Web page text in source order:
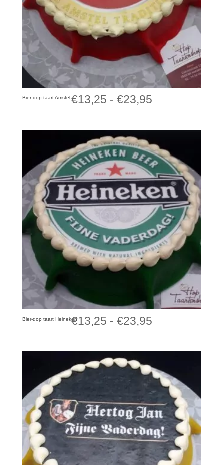
Bier-dop taart Amstel €13,25 - €23,95Prijsklasse:
€23,95
Bier-dop taart Heineken
€13,25 - €23,95Prijsklasse:
€23,95